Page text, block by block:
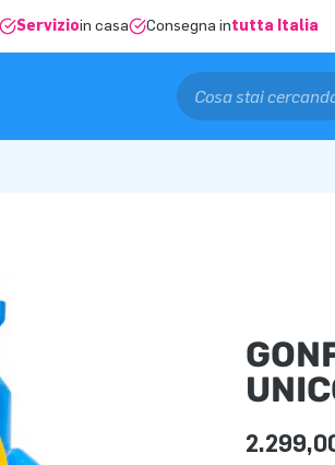
Servizioin casa Consegna intutta Italia